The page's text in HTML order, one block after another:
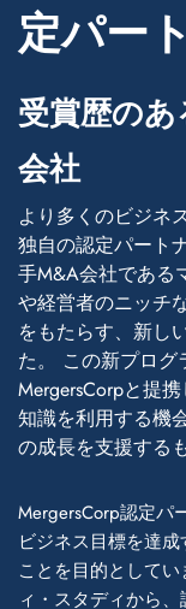
定パー
受賞歴の
会社
より多くのビジネ
独自の認定パート
手M&A会社である
や経営者のニッチ
をもたらす、新し
た。 この新プログ
MergersCorpと提
知識を利用する機
の成長を支援する
MergersCorp認定パ
ビジネス目標を達
ことを目的として
ィ・スタディから